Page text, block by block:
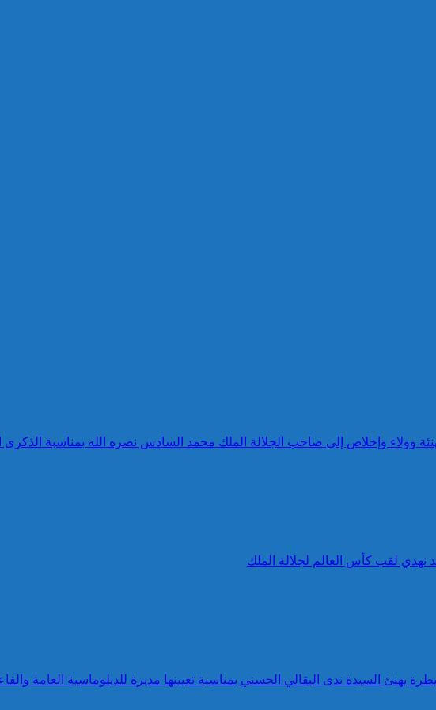
وولاء وإخلاص إلى صاحب الجلالة الملك محمد السادس نصره الله بمناسبة
نهدي لقب كأس العالم لجلالة الملك
يهنئ السيدة ندى البقالي الحسني بمناسبة تعيينها مديرة للدبلوماسية العامة